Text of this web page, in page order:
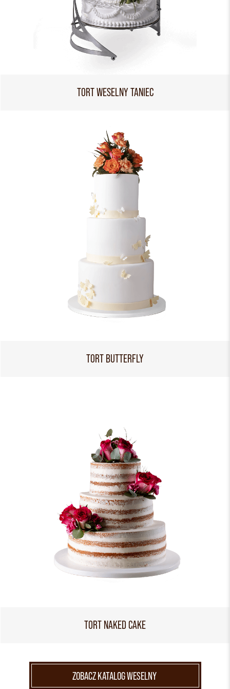
TORT WESELNY TANIEC
TORT BUTTERFLY
TORT NAKED CAKE
ZOBACZ KATALOG WESELNY